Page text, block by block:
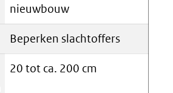
nieuwbouw
Beperken slachtoffers
20 tot ca. 200 cm